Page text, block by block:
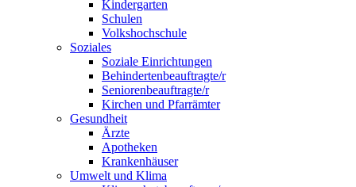
Kindergarten
Schulen
Volkshochschule
Soziales
Soziale Einrichtungen
Behindertenbeauftragte/r
Seniorenbeauftragte/r
Kirchen und Pfarrämter
Gesundheit
Ärzte
Apotheken
Krankenhäuser
Umwelt und Klima